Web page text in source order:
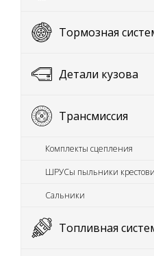
Тормозная
Детали кузова
Трансмиссия
Комплекты сцепления
ШРУСы пыльники
Сальники
Топливная